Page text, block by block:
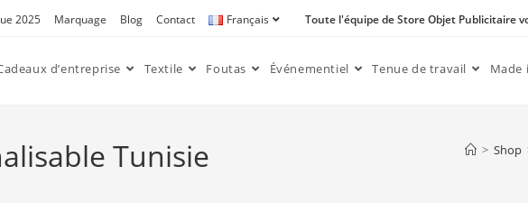
2025 Marquage Blog Contact Français Toute l'équipe de Store Objet Publicitaire
d’entreprise Textile Foutas Événementiel Tenue de travail Made
Tunisie > Shop